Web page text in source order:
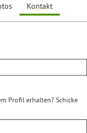
Kontakt
Profil erhalten? Schicke